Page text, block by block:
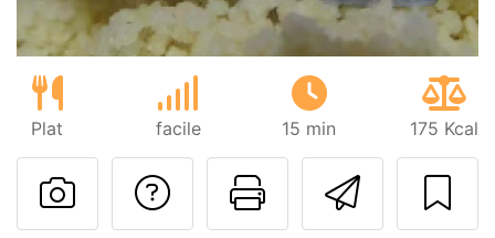
Plat facile 15 min 175 Kcal
Imprimer
Poser une